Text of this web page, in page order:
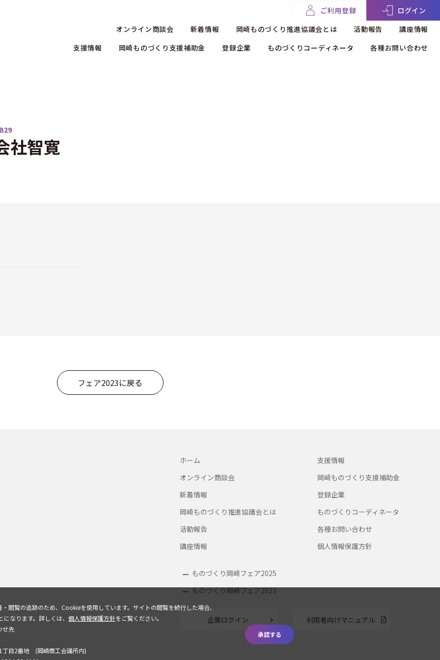
オンライン商談会 新着情報 岡崎ものづくり推進協議会とは 活動報告
講座情報
支援情報
岡崎ものづくり支援補助金 登録企業 ものづくりコーディネータ 各種お問い合わせ
ご利用登録 ログイン
社智寛
フェア2023に戻る
ホーム
オンライン商談会
新着情報
岡崎ものづくり推進協議会とは
活動報告
講座情報
支援情報
岡崎ものづくり支援補助金
登録企業
ものづくりコーディネータ
各種お問い合わせ
個人情報保護方針
ものづくり岡崎フェア2025
ものづくり岡崎フェア2023
企業ログイン 利用者向けマニュアル
閲覧の追跡のため、Cookieを使用しています。サイトの閲覧を続行した場合、
なります。詳しくは、 個人情報保護方針をご覧ください。
せ先
目2番地 (岡崎商工会議所内)
承認する